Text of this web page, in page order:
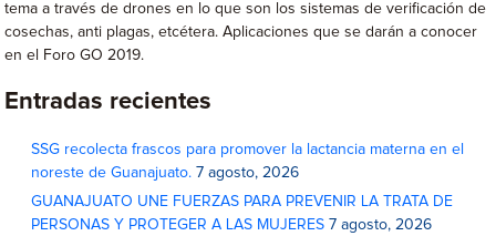
tema a través de drones en lo que son los sistemas de verificación de
cosechas, anti plagas, etcétera. Aplicaciones que se darán a conocer
en el Foro GO 2019.
Entradas recientes
SSG recolecta frascos para promover la lactancia materna en el
noreste de Guanajuato. 7 agosto, 2026
GUANAJUATO UNE FUERZAS PARA PREVENIR LA TRATA DE
PERSONAS Y PROTEGER A LAS MUJERES 7 agosto, 2026